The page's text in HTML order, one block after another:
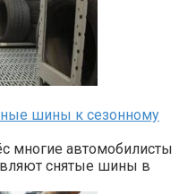
шины к сезонному
многие автомобилисты
снятые шины в